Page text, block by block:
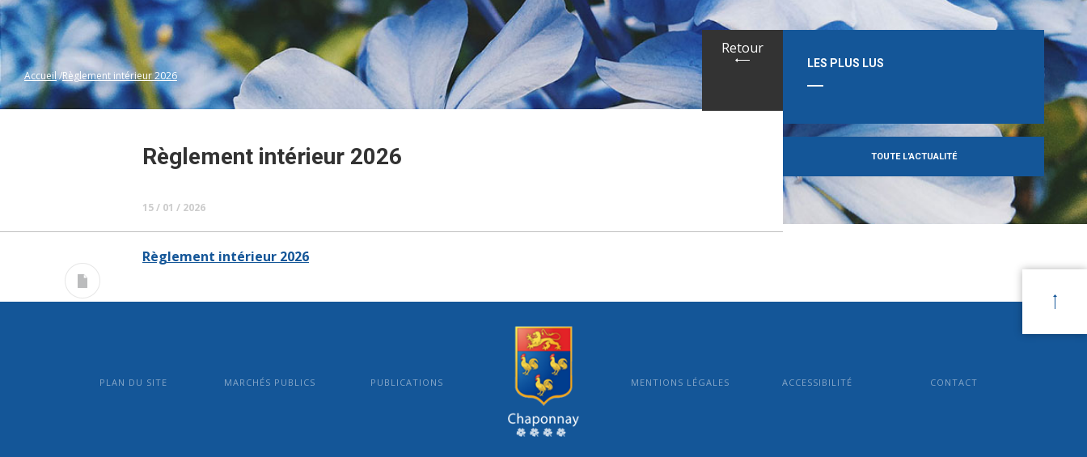
Accueil Règlement intérieur 2026
Règlement intérieur 2026
15 / 01 / 2026
Règlement intérieur 2026
Retour
LES PLUS LUS
TOUTE L'ACTUALITÉ
PLAN DU SITE MARCHÉS PUBLICS PUBLICATIONS MENTIONS LÉGALES ACCESSIBILITÉ CONTACT